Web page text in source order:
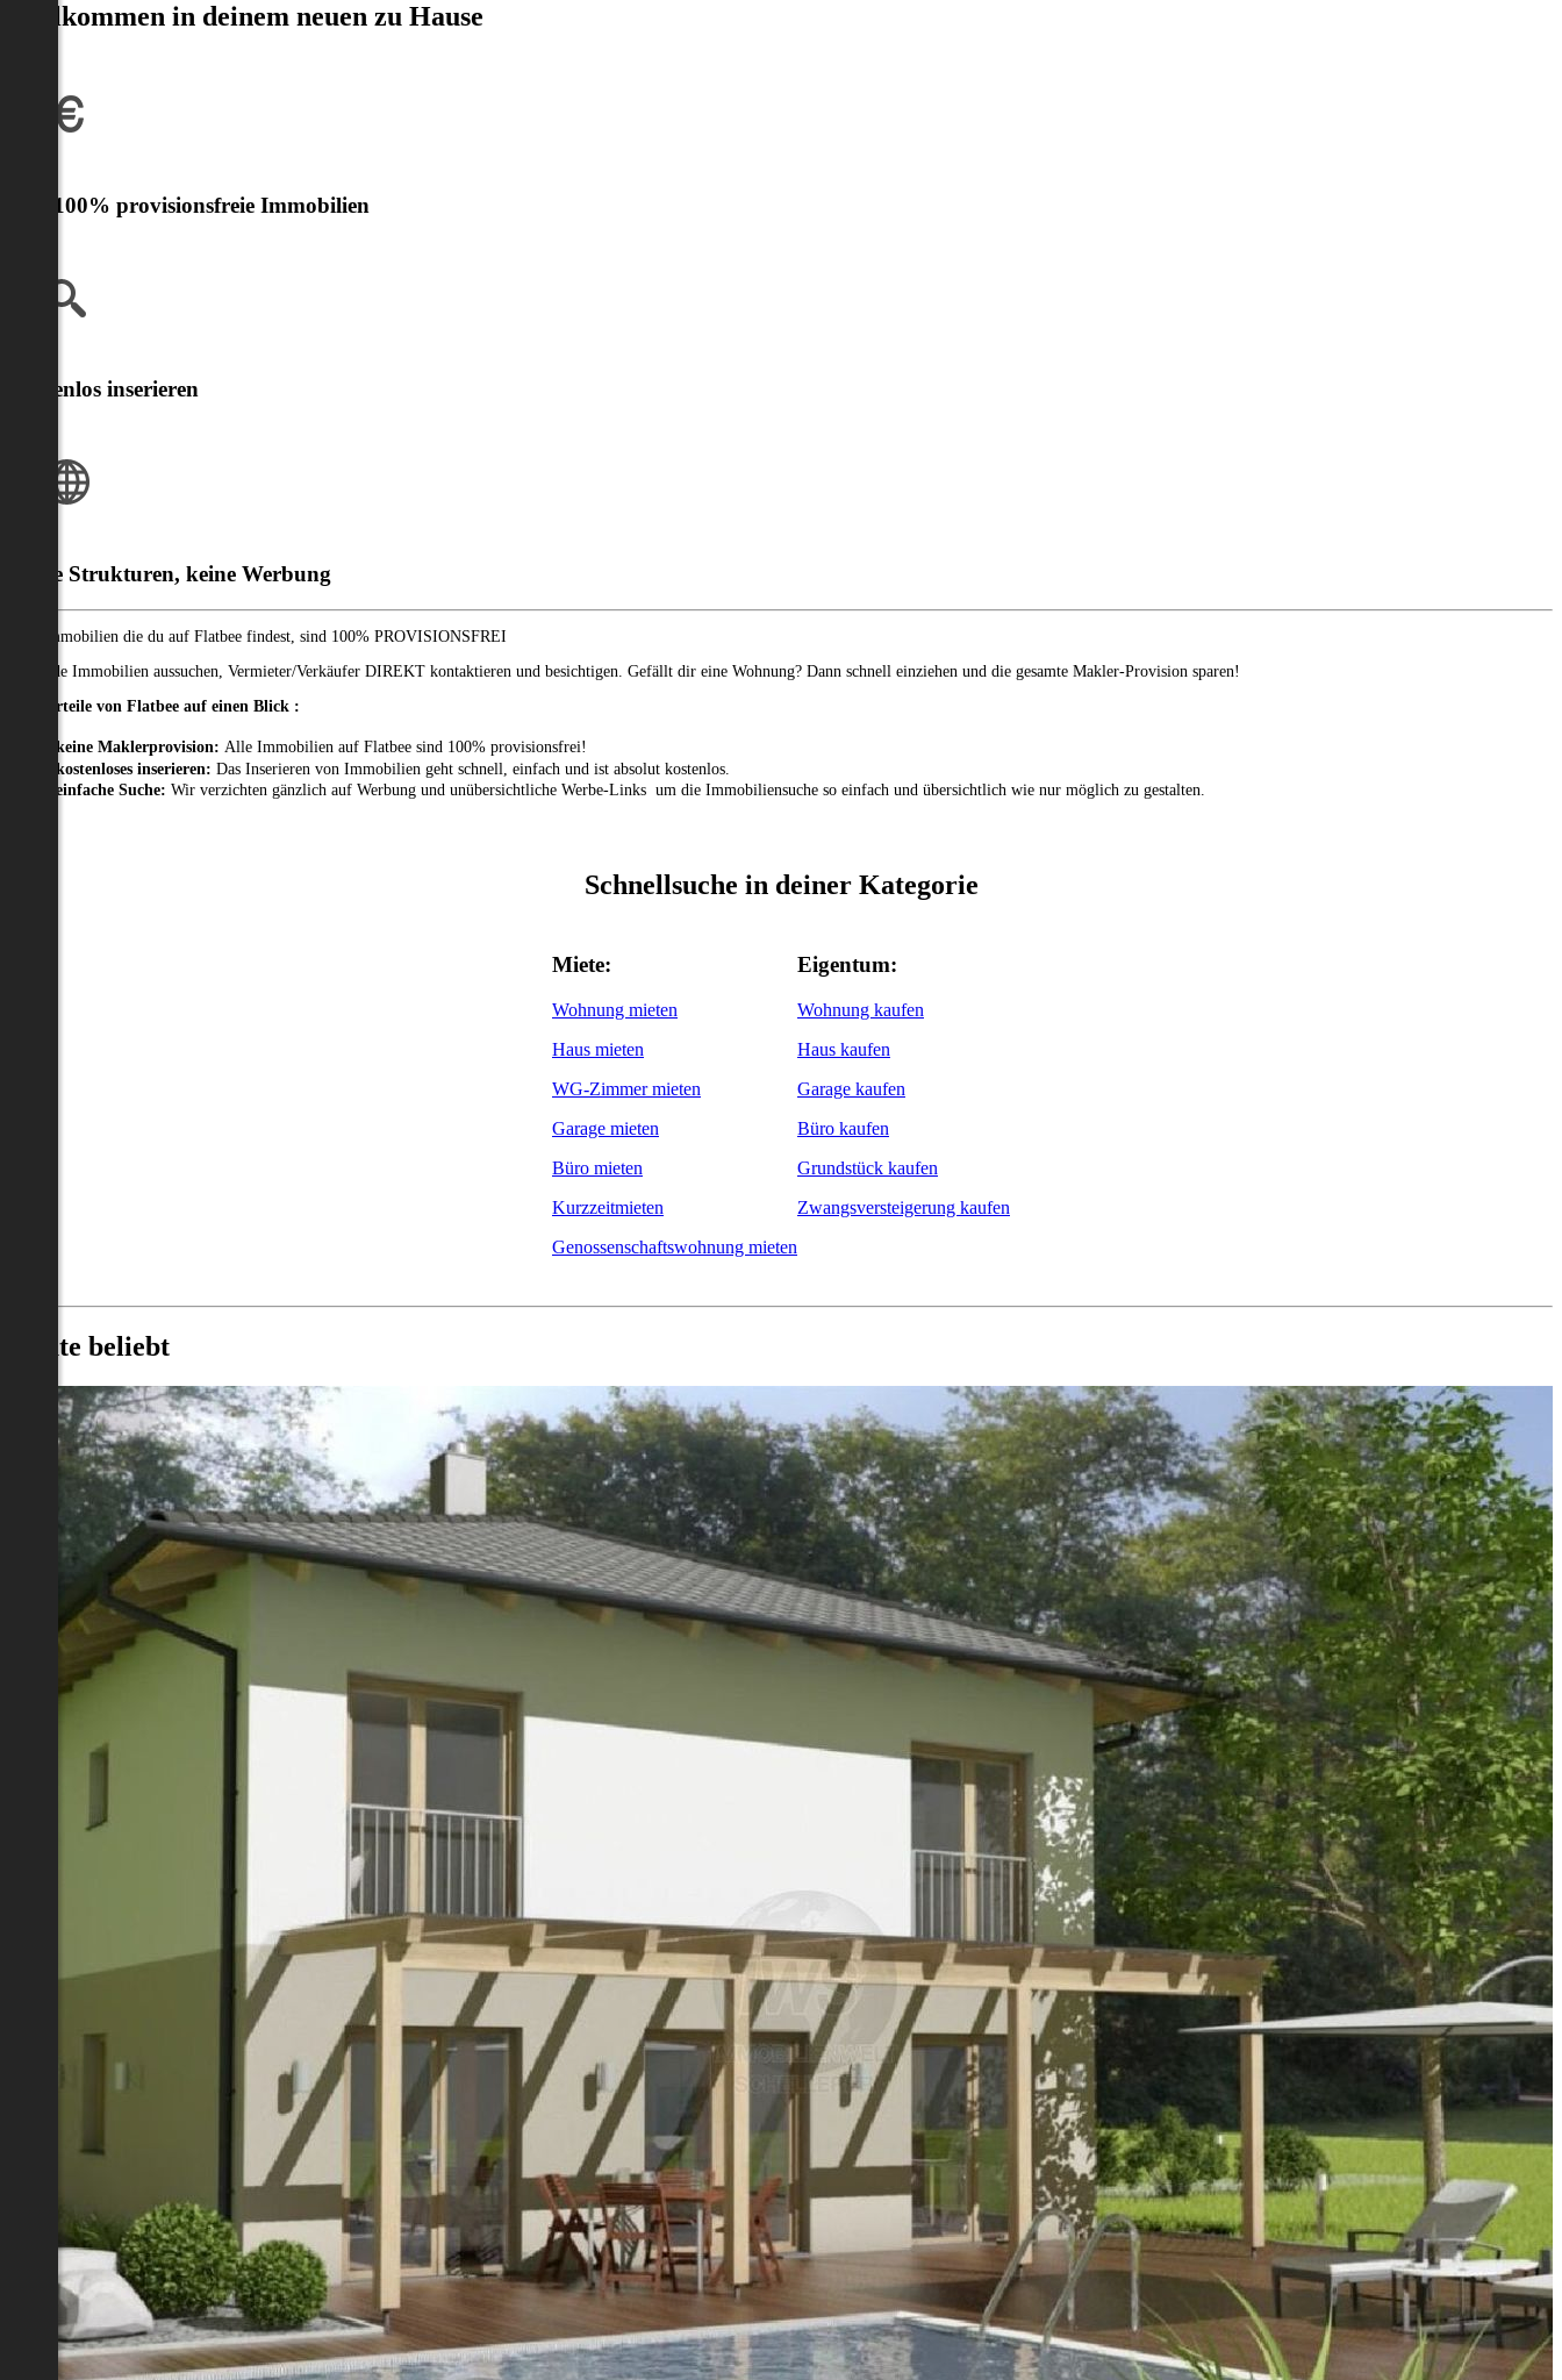
Willkommen in deinem neuen zu Hause
Nur 100% provisionsfreie Immobilien
Kostenlos inserieren
Klare Strukturen, keine Werbung
Alle Immobilien die du auf Flatbee findest, sind 100% PROVISIONSFREI
Passende Immobilien aussuchen, Vermieter/Verkäufer DIREKT kontaktieren und besichtigen. Gefällt dir eine Wohnung? Dann schnell einziehen und die gesamte Makler-Provision sparen!
Die Vorteile von Flatbee auf einen Blick :
keine Maklerprovision: Alle Immobilien auf Flatbee sind 100% provisionsfrei!
kostenloses inserieren: Das Inserieren von Immobilien geht schnell, einfach und ist absolut kostenlos.
einfache Suche: Wir verzichten gänzlich auf Werbung und unübersichtliche Werbe-Links um die Immobiliensuche so einfach und übersichtlich wie nur möglich zu gestalten.
Schnellsuche in deiner Kategorie
Miete:
Wohnung mieten
Haus mieten
WG-Zimmer mieten
Garage mieten
Büro mieten
Kurzzeitmieten
Genossenschaftswohnung mieten
Eigentum:
Wohnung kaufen
Haus kaufen
Garage kaufen
Büro kaufen
Grundstück kaufen
Zwangsversteigerung kaufen
Heute beliebt